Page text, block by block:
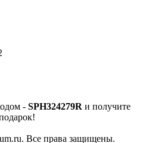
- SPH324279R и получите
Все права защищены.